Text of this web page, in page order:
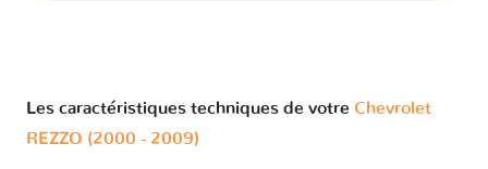
Les caractéristiques techniques de votre Chevrolet
REZZO (2000 - 2009)